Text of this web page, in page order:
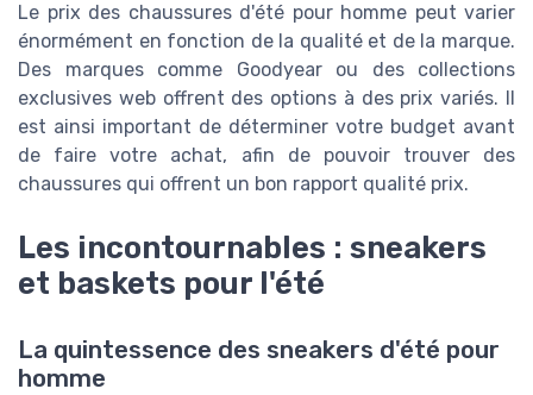
Le prix des chaussures d'été pour homme peut varier
énormément en fonction de la qualité et de la marque.
Des marques comme Goodyear ou des collections
exclusives web offrent des options à des prix variés. Il
est ainsi important de déterminer votre budget avant
de faire votre achat, afin de pouvoir trouver des
chaussures qui offrent un bon rapport qualité prix.
Les incontournables : sneakers
et baskets pour l'été
La quintessence des sneakers d'été pour
homme